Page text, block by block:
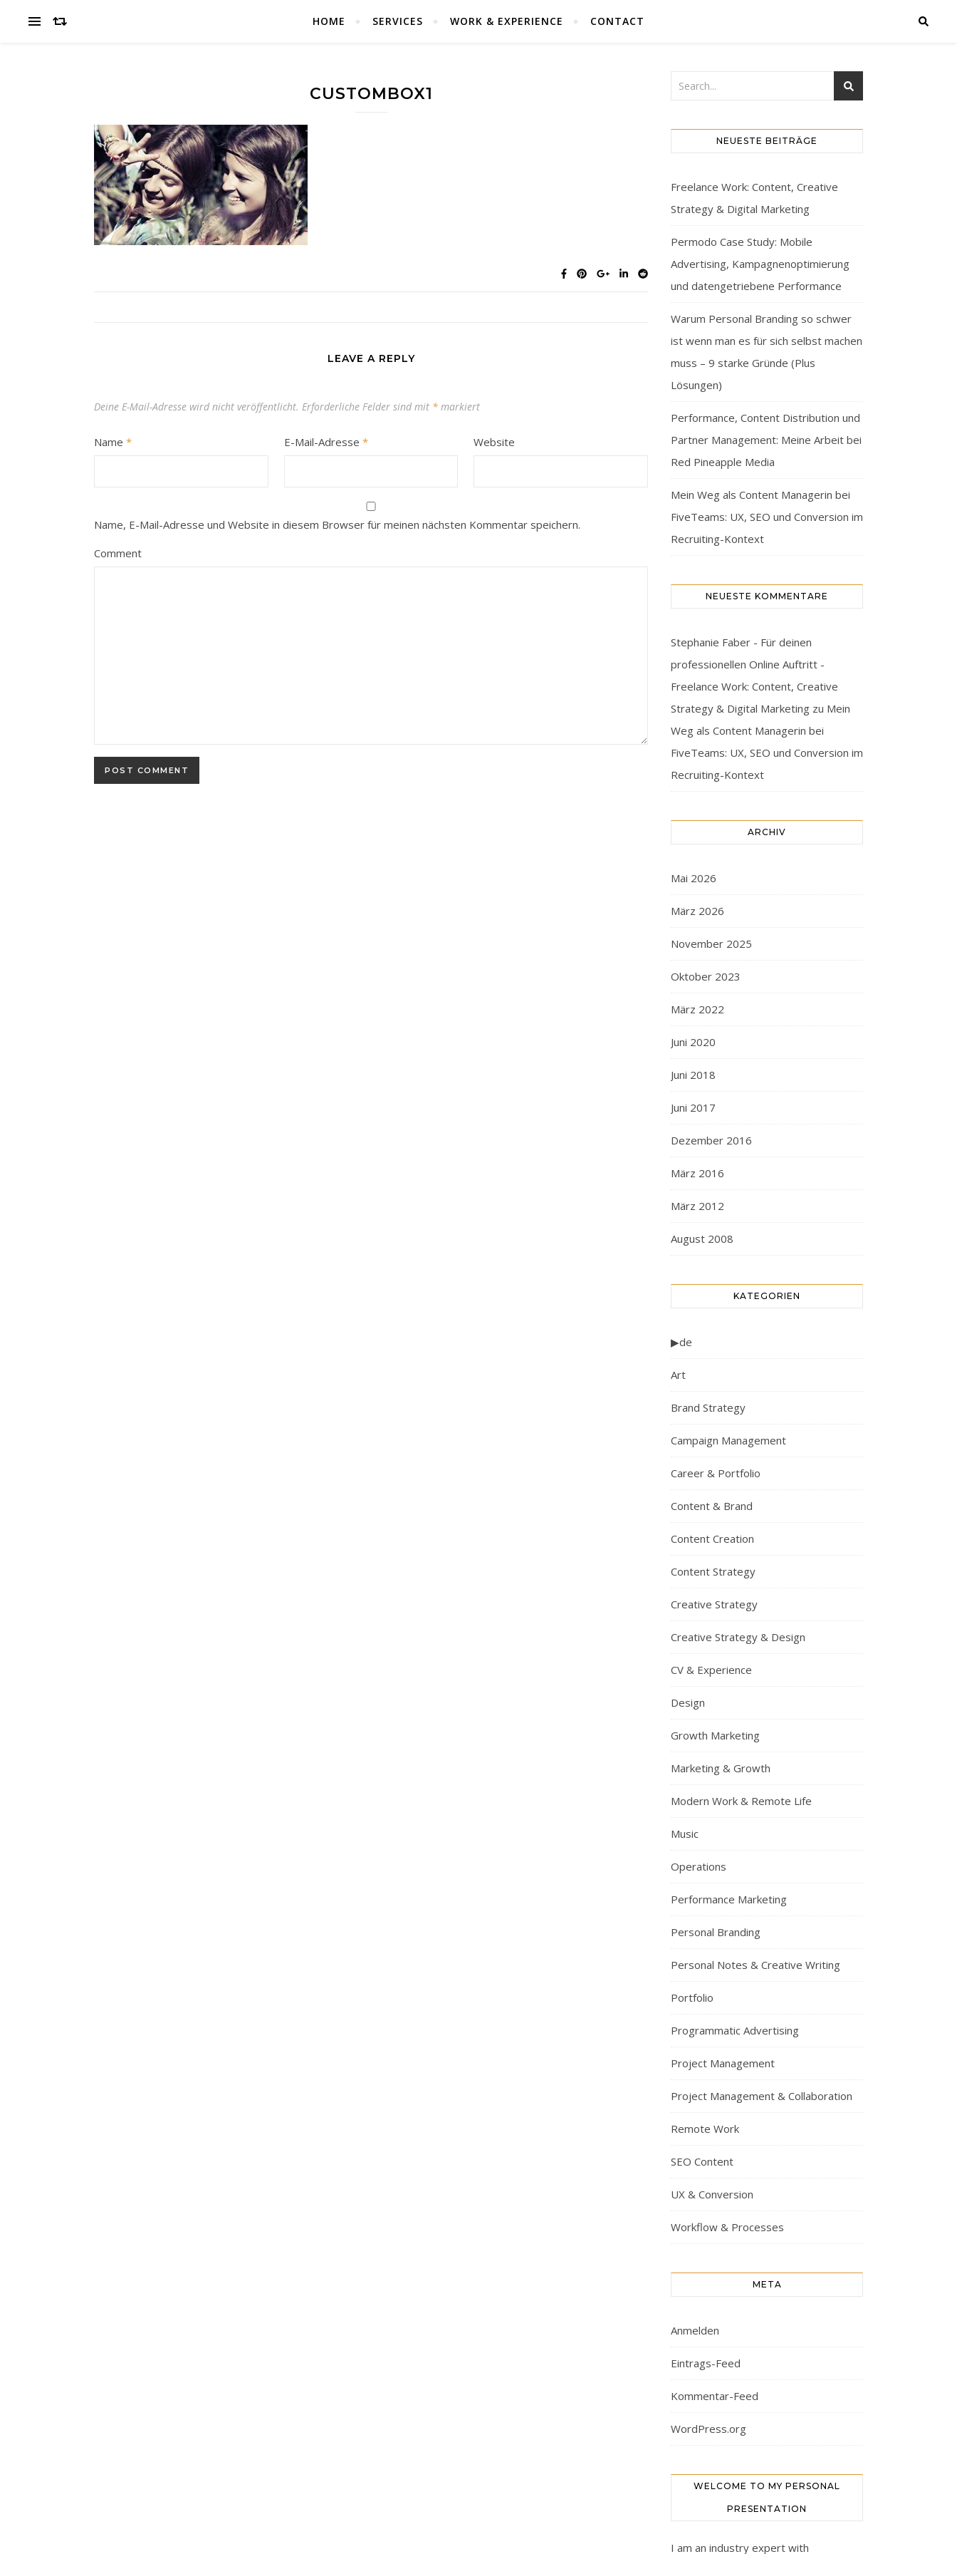
HOME SERVICES WORK & EXPERIENCE CONTACT
CUSTOMBOX1
LEAVE A REPLY
Deine E-Mail-Adresse wird nicht veröffentlicht. Erforderliche Felder sind mit * markiert
Name * E-Mail-Adresse * Website
Name, E-Mail-Adresse und Website in diesem Browser für meinen nächsten Kommentar speichern.
Comment
NEUESTE BEITRÄGE
Freelance Work: Content, Creative
Strategy & Digital Marketing
Permodo Case Study: Mobile
Advertising, Kampagnenoptimierung
und datengetriebene Performance
Warum Personal Branding so schwer
ist wenn man es für sich selbst machen
muss – 9 starke Gründe (Plus
Lösungen)
Performance, Content Distribution und
Partner Management: Meine Arbeit bei
Red Pineapple Media
Mein Weg als Content Managerin bei
FiveTeams: UX, SEO und Conversion im
Recruiting-Kontext
NEUESTE KOMMENTARE
Stephanie Faber - Für deinen
professionellen Online Auftritt -
Freelance Work: Content, Creative
Strategy & Digital Marketing zu Mein
Weg als Content Managerin bei
FiveTeams: UX, SEO und Conversion im
Recruiting-Kontext
ARCHIV
Mai 2026
März 2026
November 2025
Oktober 2023
März 2022
Juni 2020
Juni 2018
Juni 2017
Dezember 2016
März 2016
März 2012
August 2008
KATEGORIEN
▶de
Art
Brand Strategy
Campaign Management
Career & Portfolio
Content & Brand
Content Creation
Content Strategy
Creative Strategy
Creative Strategy & Design
CV & Experience
Design
Growth Marketing
Marketing & Growth
Modern Work & Remote Life
Music
Operations
Performance Marketing
Personal Branding
Personal Notes & Creative Writing
Portfolio
Programmatic Advertising
Project Management
Project Management & Collaboration
Remote Work
SEO Content
UX & Conversion
Workflow & Processes
META
Anmelden
Eintrags-Feed
Kommentar-Feed
WordPress.org
WELCOME TO MY PERSONAL
PRESENTATION
I am an industry expert with